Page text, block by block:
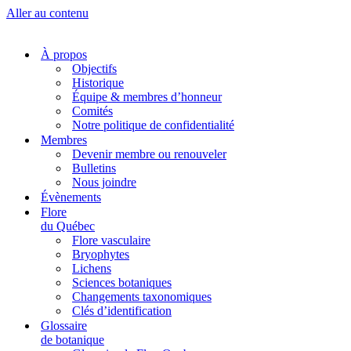
Aller au contenu
À propos
Objectifs
Historique
Équipe & membres d’honneur
Comités
Notre politique de confidentialité
Membres
Devenir membre ou renouveler
Bulletins
Nous joindre
Évènements
Flore
du Québec
Flore vasculaire
Bryophytes
Lichens
Sciences botaniques
Changements taxonomiques
Clés d’identification
Glossaire
de botanique